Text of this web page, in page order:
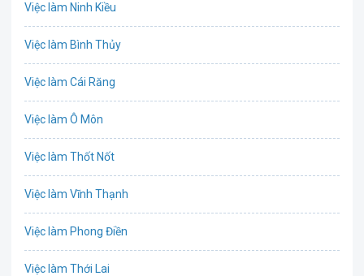
Việc làm Ninh Kiều
Việc làm Bình Thủy
Việc làm Cái Răng
Việc làm Ô Môn
Việc làm Thốt Nốt
Việc làm Vĩnh Thạnh
Việc làm Phong Điền
Việc làm Thới Lai